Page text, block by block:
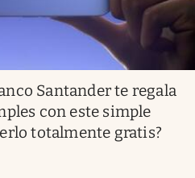
Santander te regala
con este simple
totalmente gratis?